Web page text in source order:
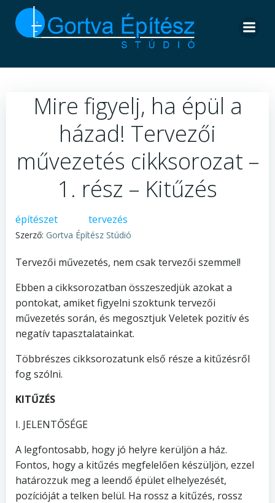
to
content
Mire figyelj, ha épül a
házad! Tervezői
művezetés cikksorozat –
1. rész – Kitűzés
építészet tervezés
Szerző: Gortva Építész Stúdió
Tervezői művezetés, nem csak tervezői szemmel!
Ebben a cikksorozatban összeszedjük azokat a
pontokat, amiket figyelni szoktunk tervezői
művezetés során, és megosztjuk Veletek pozitív és
negatív tapasztalatainkat.
Többrészes cikksorozatunk első része a kitűzésről
fog szólni.
KITŰZÉS
I. JELENTŐSÉGE
A legfontosabb, hogy jó helyre kerüljön a ház.
Fontos, hogy a kitűzés megfelelően készüljön, ezzel
határozzuk meg a leendő épület elhelyezését,
pozícióját a telken belül. Ha rossz a kitűzés, rossz